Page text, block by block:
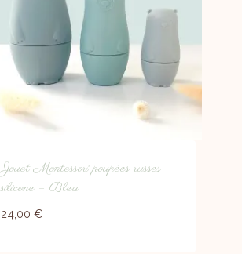
Jouet Montessori poupées russes
silicone – Bleu
24,00 €